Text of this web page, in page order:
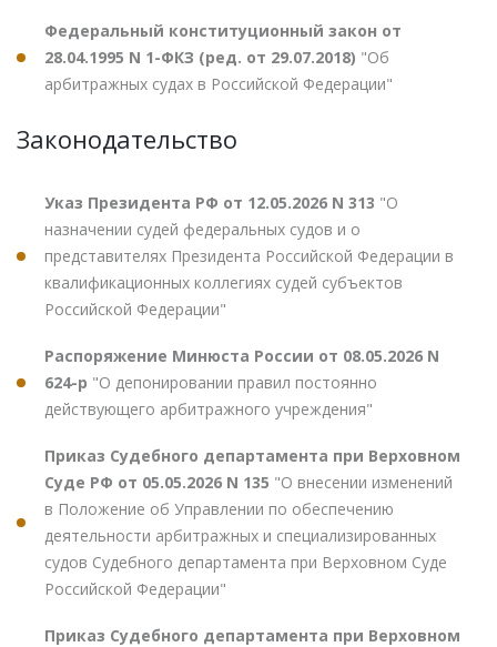
Федеральный конституционный закон от
28.04.1995 N 1-ФКЗ (ред. от 29.07.2018) "Об
арбитражных судах в Российской Федерации"
Законодательство
Указ Президента РФ от 12.05.2026 N 313 "О
назначении судей федеральных судов и о
представителях Президента Российской Федерации в
квалификационных коллегиях судей субъектов
Российской Федерации"
Распоряжение Минюста России от 08.05.2026 N
624-р "О депонировании правил постоянно
действующего арбитражного учреждения"
Приказ Судебного департамента при Верховном
Суде РФ от 05.05.2026 N 135 "О внесении изменений
в Положение об Управлении по обеспечению
деятельности арбитражных и специализированных
судов Судебного департамента при Верховном Суде
Российской Федерации"
Приказ Судебного департамента при Верховном